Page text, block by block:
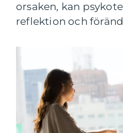
orsaken, kan
reflektion och